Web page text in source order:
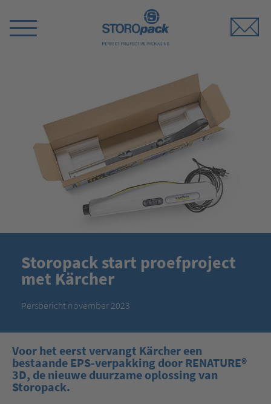
Switch
Storopack start proefproject
met Kärcher
Persbericht november 2023
Voor het eerst vervangt Kärcher een
bestaande EPS-verpakking door RENATURE®
3D, de nieuwe duurzame oplossing van
Storopack.